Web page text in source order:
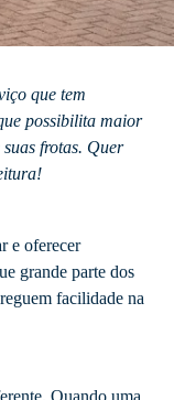
que tem
possibilita maior
frotas. Quer
e oferecer
grande parte dos
facilidade na